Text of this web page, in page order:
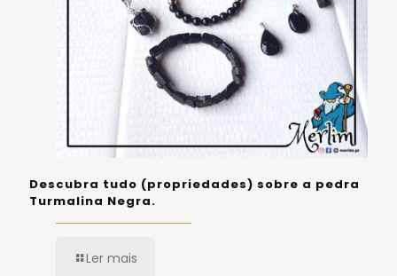
Descubra tudo (propriedades) sobre a pedra
Turmalina Negra.
Ler mais